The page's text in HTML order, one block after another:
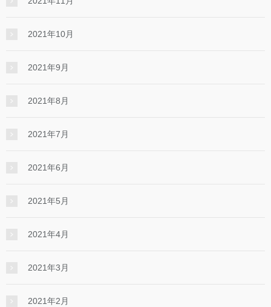
2021年10月
2021年9月
2021年8月
2021年7月
2021年6月
2021年5月
2021年4月
2021年3月
2021年2月